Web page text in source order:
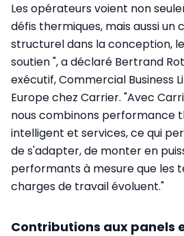
Les opérateurs voient non
défis thermiques, mais aussi un
structurel dans la conception,
soutien ", a déclaré Bertrand
exécutif, Commercial Business
Europe chez Carrier. "Avec
nous combinons performance
intelligent et services, ce qui
de s'adapter, de monter en
performants à mesure que les
charges de travail évoluent."
Contributions aux panels